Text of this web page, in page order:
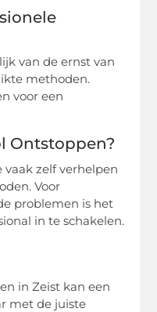
van de ernst van
methoden.
voor een
Ontstoppen?
zelf verhelpen
Voor
problemen is het
in te schakelen.
in Zeist kan een
met de juiste